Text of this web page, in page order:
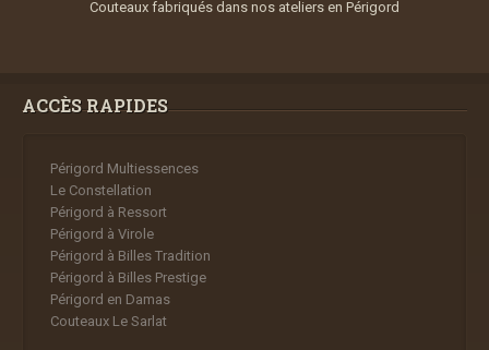
Couteaux fabriqués dans nos ateliers en Périgord
ACCÈS RAPIDES
Périgord Multiessences
Le Constellation
Périgord à Ressort
Périgord à Virole
Périgord à Billes Tradition
Périgord à Billes Prestige
Périgord en Damas
Couteaux Le Sarlat